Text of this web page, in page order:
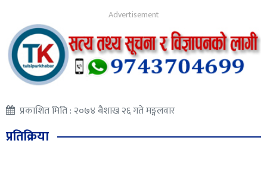
प्रकाशित मिति : २०७४ बैशाख २६ गते मङ्गलवार
प्रतिक्रिया